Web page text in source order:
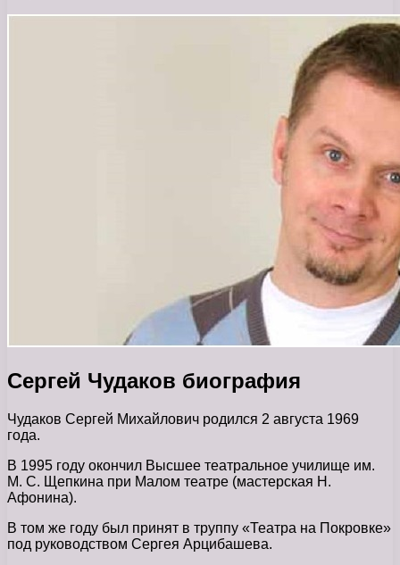
Сергей Чудаков биография
Чудаков Сергей Михайлович родился 2 августа 1969
года.
В 1995 году окончил Высшее театральное училище им.
М. С. Щепкина при Малом театре (мастерская Н.
Афонина).
В том же году был принят в труппу «Театра на Покровке»
под руководством Сергея Арцибашева.